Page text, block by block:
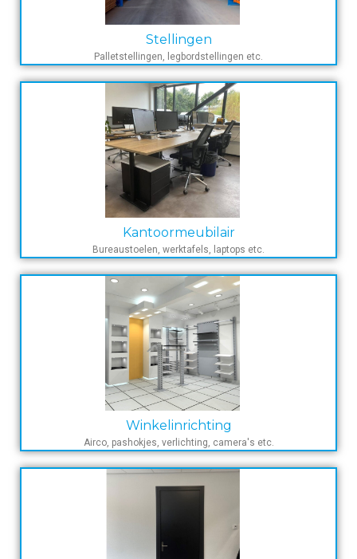
Stellingen
Palletstellingen, legbordstellingen etc.
Kantoormeubilair
Bureaustoelen, werktafels, laptops etc.
Winkelinrichting
Airco, pashokjes, verlichting, camera's etc.